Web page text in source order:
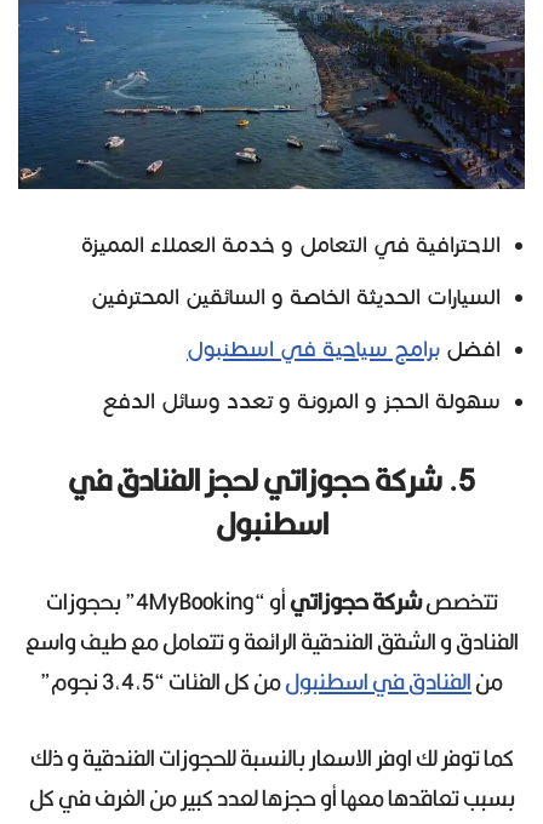
الاحترافية في التعامل و خدمة العملاء المميزة
السيارات الحديثة الخاصة و السائقين المحترفين
افضل برامج سياحية في اسطنبول
سهولة الحجز و المرونة و تعدد وسائل الدفع
5. شركة حجوزاتي لحجز الفنادق في
اسطنبول
تتخصصشركة حجوزاتي
أو “4MyBooking” بحجوزات
الفنادق و الشقق الفندقية الرائعة و تتعامل مع طيف واسع
منالفنادق في اسطنبولمن كل الفئات “3,4,5 نجوم”
كما توفر لك اوفر الاسعار بالنسبة للحجوزات الفندقية و ذلك
بسبب تعاقدها معها أو حجزها لعدد كبير من الغرف في كل